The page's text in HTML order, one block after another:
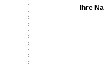
Ihre